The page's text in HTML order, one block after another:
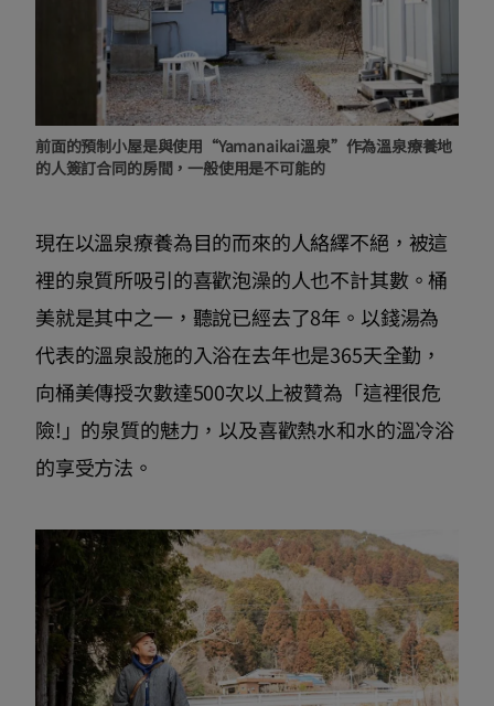
前面的預制小屋是與使用“Yamanaikai溫泉”作為溫泉療養地
的人簽訂合同的房間，一般使用是不可能的
現在以溫泉療養為目的而來的人絡繹不絕，被這
裡的泉質所吸引的喜歡泡澡的人也不計其數。桶
美就是其中之一，聽說已經去了8年。以錢湯為
代表的溫泉設施的入浴在去年也是365天全勤，
向桶美傳授次數達500次以上被贊為「這裡很危
險!」的泉質的魅力，以及喜歡熱水和水的溫冷浴
的享受方法。